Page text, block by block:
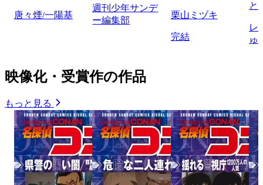
唐々煙/一陽基
週刊少年サンデ
ー編集部
栗山ミヅキ
完結
と
レ
ゅ
映像化・受賞作の作品
もっと見る